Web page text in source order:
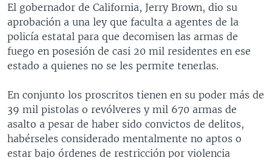
FORO [RADIO]
DEPORTIVO INTERNACIONAL
NOTA ECONÓMICA
ENTRETENIMIENTO
Idiomas
El gobernador de California, Jerry Brown, dio su
aprobación a una ley que faculta a agentes de la
policía estatal para que decomisen las armas de
fuego en posesión de casi 20 mil residentes en ese
estado a quienes no se les permite tenerlas.
En conjunto los proscritos tienen en su poder más de
39 mil pistolas o revólveres y mil 670 armas de
asalto a pesar de haber sido convictos de delitos,
habérseles considerado mentalmente no aptos o
estar bajo órdenes de restricción por violencia